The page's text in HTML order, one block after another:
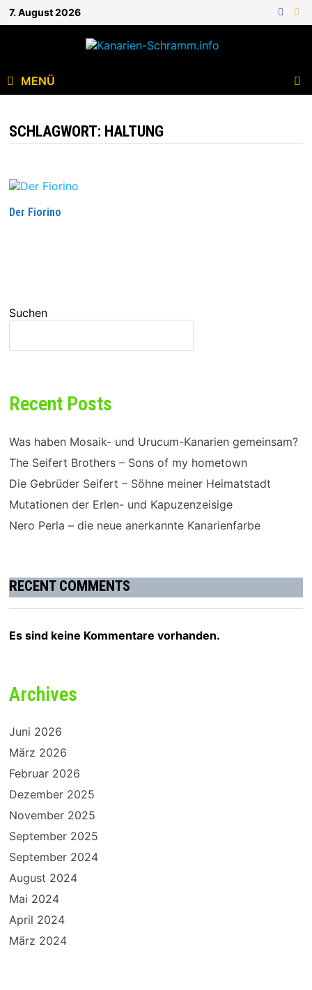
7. August 2026
MENÜ
SCHLAGWORT: HALTUNG
Der Fiorino
Suchen
Recent Posts
Was haben Mosaik- und Urucum-Kanarien gemeinsam?
The Seifert Brothers – Sons of my hometown
Die Gebrüder Seifert – Söhne meiner Heimatstadt
Mutationen der Erlen- und Kapuzenzeisige
Nero Perla – die neue anerkannte Kanarienfarbe
RECENT COMMENTS
Es sind keine Kommentare vorhanden.
Archives
Juni 2026
März 2026
Februar 2026
Dezember 2025
November 2025
September 2025
September 2024
August 2024
Mai 2024
April 2024
März 2024